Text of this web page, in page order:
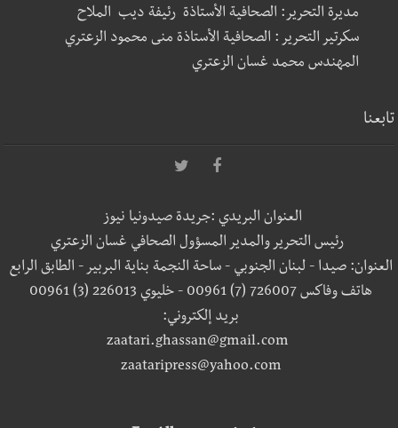
مديرة التحرير: الصحافية الأستاذة رئيفة ديب الملاح
سكرتير التحرير : الصحافية الأستاذة منى محمود الزعتري
المهندس محمد غسان الزعتري
تابعنا
العنوان البريدي :جريدة صيدونيا نيوز
رئيس التحرير والمدير المسؤول الصحافي غسان الزعتري
العنوان: صيدا - لبنان الجنوبي - ساحة النجمة بناية البربير - الطابق الرابع
هاتف وفاكس 726007 (7) 00961 - خليوي 226013 (3) 00961
بريد إلكتروني:
zaatari.ghassan@gmail.com
zaataripress@yahoo.com